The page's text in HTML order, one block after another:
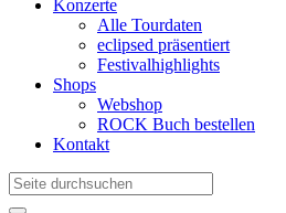
Konzerte
Alle Tourdaten
eclipsed präsentiert
Festivalhighlights
Shops
Webshop
ROCK Buch bestellen
Kontakt